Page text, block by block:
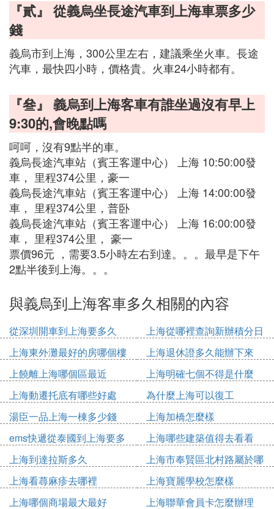
『貳』 從義烏坐長途汽車到上海車票多少
錢
義烏市到上海，300公里左右，建議乘坐火車。長途
汽車，最快四小時，價格貴。火車24小時都有。
『叄』 義烏到上海客車有誰坐過沒有早上
9:30的,會晚點嗎
呵呵，沒有9點半的車。
義烏長途汽車站（賓王客運中心） 上海 10:50:00發
車， 里程374公里，豪一
義烏長途汽車站（賓王客運中心） 上海 14:00:00發
車， 里程374公里，普卧
義烏長途汽車站（賓王客運中心） 上海 16:00:00發
車， 里程374公里， 豪一
票價96元 ，需要3.5小時左右到達。。。最早是下午
2點半後到上海。。。
與義烏到上海客車多久相關的內容
從深圳開車到上海要多久
上海從哪裡查詢新辦積分日
期
上海東外灘最好的房哪個樓
上海退休證多久能辦下來
上饒離上海哪個區最近
上海明確七個不得是什麼
上海動遷托底有哪些好處
為什麼上海可以復工
湯臣一品上海一棟多少錢
上海加橋怎麼樣
ems快遞從泰國到上海要多
久
上海哪些建築值得去看看
上海到達拉斯多久
上海市奉賢區北村路屬於哪
個鎮
上海看蕁麻疹去哪裡
上海寶麗學校怎麼樣
上海哪個商場最大最好
上海聯華會員卡怎麼辦理